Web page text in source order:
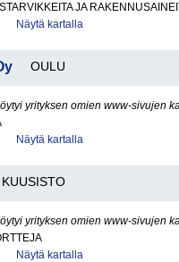
JA
Näytä kartalla
OULU
yrityksen omien www-sivujen
Näytä kartalla
KUUSISTO
yrityksen omien www-sivujen
Näytä kartalla